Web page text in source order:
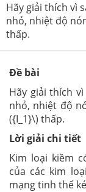
Hãy giải thích vì
nhỏ, nhiệt độ
thấp.
Đề bài
Hãy giải thích
nhỏ, nhiệt độ
({I_1}\) thấp.
Lời giải chi tiết
Kim loại kiềm
của các kim
mạng tinh thể